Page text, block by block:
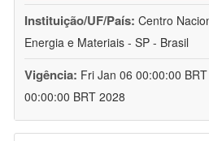
Instituição/UF/País: Centro
Energia e Materiais - SP - Brasil
Vigência: Fri Jan 06 00:00:00
00:00:00 BRT 2028